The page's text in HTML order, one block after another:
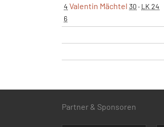
4 Valentin Mächtel 30 · LK 24
6
Partner & Sponsoren